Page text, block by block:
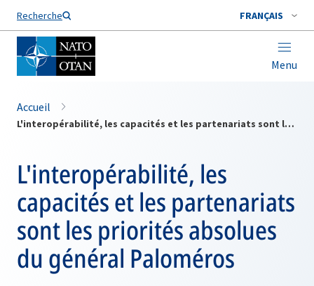
Recherche FRANÇAIS
Menu
Nom de famille*
Accueil
L'interopérabilité, les capacités et les partenariats sont les priorités absolues du général Paloméros
L'interopérabilité, les
capacités et les partenariats
sont les priorités absolues
du général Paloméros